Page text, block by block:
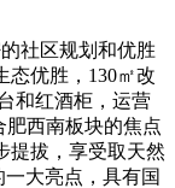
社区规划和优胜
态优胜，130㎡改
和红酒柜，运营
肥西南板块的焦点
提拔，享受取天然
大亮点，具有国